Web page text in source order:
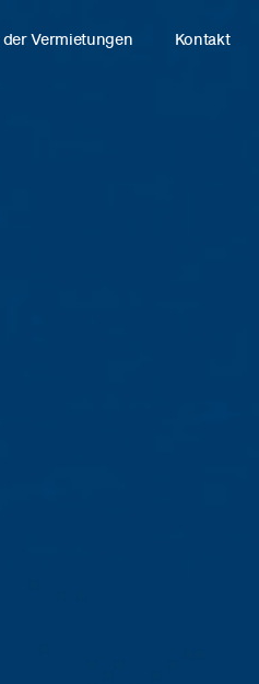
der Vermietungen Kontakt